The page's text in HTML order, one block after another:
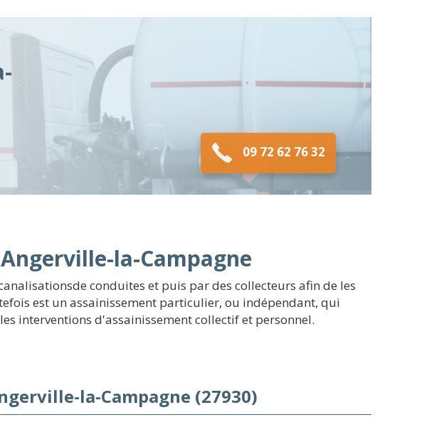
09 72 62 76 32
la-Campagne
conduites et puis par des collecteurs afin de les
est un assainissement particulier, ou indépendant, qui
interventions d'assainissement collectif et personnel.
la-Campagne (27930)